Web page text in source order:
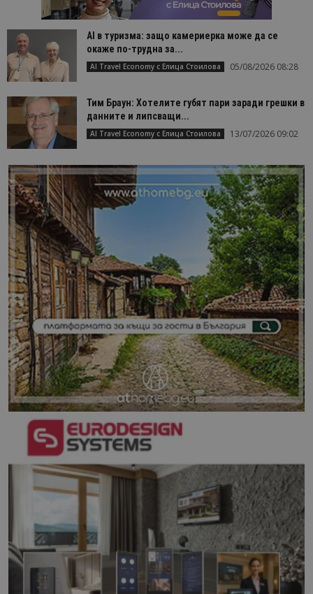
AI в туризма: защо камериерка може да се
окаже по-трудна за...
AI Travel Economy с Елица Стоилова 05/08/2026 08:28
Тим Браун: Хотелите губят пари заради грешки в
данните и липсващи...
AI Travel Economy с Елица Стоилова 13/07/2026 09:02